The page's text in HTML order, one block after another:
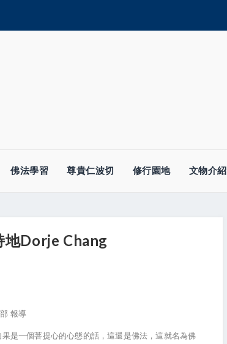
佛法學習 尊貴仁波切 修行園地 文物介紹
Dorje Chang
報導
是一個菩提心的心態的話，這還是佛法，這就名為佛